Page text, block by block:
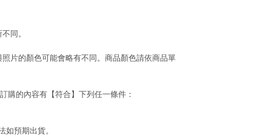
同。
片的顏色可能會略有不同。商品顏色請依商品單
購的內容有【符合】下列任一條件：
預期出貨。